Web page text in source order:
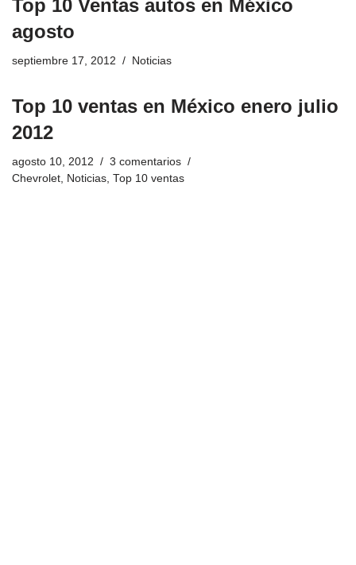
Top 10 Ventas autos en México
agosto
septiembre 17, 2012 Noticias
Top 10 ventas en México enero julio
2012
agosto 10, 2012
3 comentarios
Chevrolet, Noticias, Top 10 ventas